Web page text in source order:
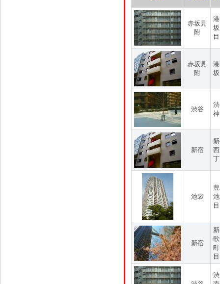
赤坂見
附
目
赤坂見
附
渋谷
新宿
池袋
目
新宿
目